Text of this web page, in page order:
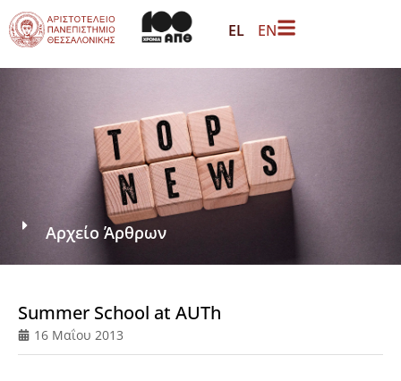
EL EN
Αρχείο Άρθρων
Summer School at AUTh
16 Μαΐου 2013